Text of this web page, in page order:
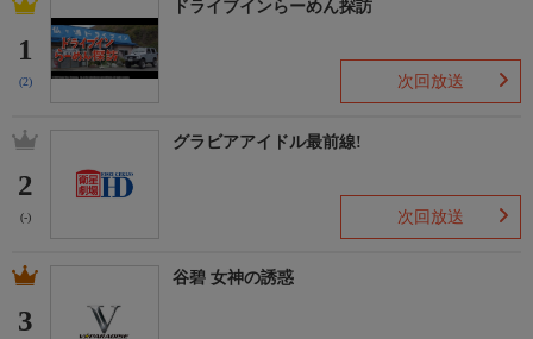
1
(2)
ドライブインらーめん探訪
次回放送
2
(-)
グラビアアイドル最前線!
次回放送
3
谷碧 女神の誘惑